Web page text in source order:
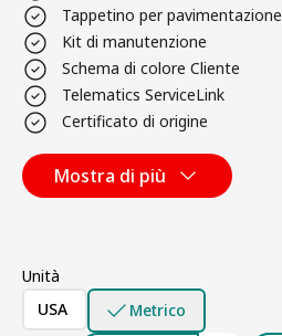
Tappetino per pavimentazione
Kit di manutenzione
Schema di colore Cliente
Telematics ServiceLink
Certificato di origine
Mostra di più
Unità
USA
Metrico